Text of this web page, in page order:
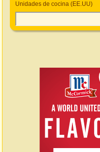
Unidades de cocina (EE.UU)